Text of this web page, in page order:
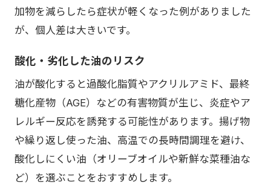
加物を減らしたら症状が軽くなった例がありました
が、個人差は大きいです。
酸化・劣化した油のリスク
油が酸化すると過酸化脂質やアクリルアミド、最終
糖化産物（AGE）などの有害物質が生じ、炎症やア
レルギー反応を誘発する可能性があります。揚げ物
や繰り返し使った油、高温での長時間調理を避け、
酸化しにくい油（オリーブオイルや新鮮な菜種油な
ど）を選ぶことをおすすめします。